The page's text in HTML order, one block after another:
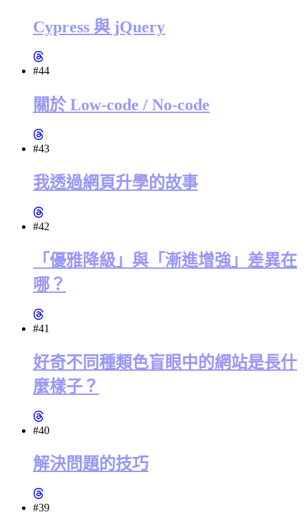
Cypress 與 jQuery
#44
關於 Low-code / No-code
#43
我透過網頁升學的故事
#42
「優雅降級」與「漸進增強」差異在
哪？
#41
好奇不同種類色盲眼中的網站是長什
麼樣子？
#40
解決問題的技巧
#39